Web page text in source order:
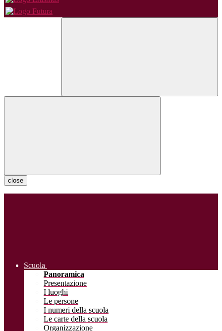
close
Scuola
Panoramica
Presentazione
I luoghi
Le persone
I numeri della scuola
Le carte della scuola
Organizzazione